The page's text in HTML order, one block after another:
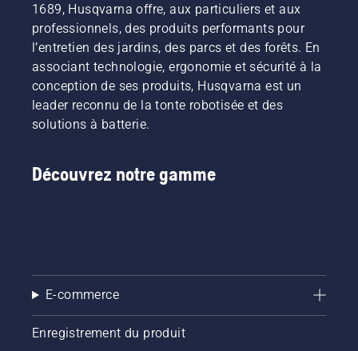
chez
Husqvarna.
l'utilisateur
de
préserver
la durée
de vie de
la
batterie
lors de la
fine. Il
vous
coupe-
bordures
batterie
en les
louant
via des
cabanes
à outils
numériques
appelées
« Tools
nombreux
pays.
plus
longtemps
considérablement
réduit.
1689, Husqvarna offre, aux particuliers et aux
professionnels, des produits performants pour
l’entretien des jardins, des parcs et des forêts. En
associant technologie, ergonomie et sécurité à la
conception de ses produits, Husqvarna est un
leader reconnu de la tonte robotisée et des
solutions à batterie.
Découvrez notre gamme
E-commerce
Enregistrement du produit